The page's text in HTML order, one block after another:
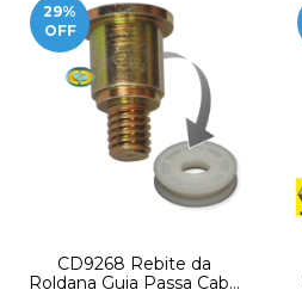
29%
OFF
CD9268 Rebite da
Roldana Guia Passa Cabo